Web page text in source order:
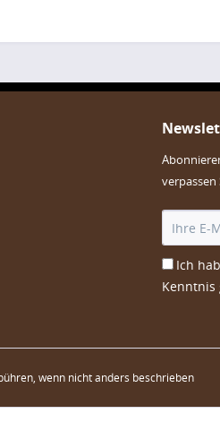
verpassen
Ich
Kenntnis
wenn nicht anders beschrieben